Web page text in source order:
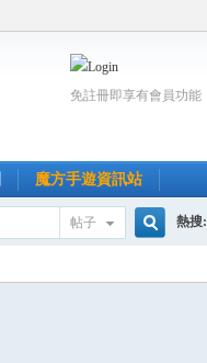
免註冊即享有會員功能
魔方手遊資訊站
帖子 熱搜: